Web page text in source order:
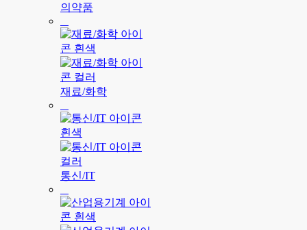
의약품
재료/화학
통신/IT